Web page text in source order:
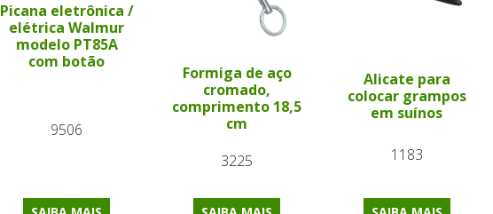
Picana eletrônica /
elétrica Walmur
modelo PT85A
com botão
9506
Formiga de aço
cromado,
comprimento 18,5
cm
3225
Alicate para
colocar grampos
em suínos
1183